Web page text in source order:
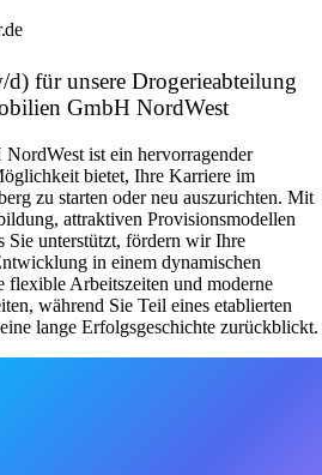
für unsere Drogerieabteilung
GmbH NordWest
ist ein hervorragender
bietet, Ihre Karriere im
zu starten oder neu auszurichten. Mit
attraktiven Provisionsmodellen
Sie unterstützt, fördern wir Ihre
in einem dynamischen
flexible Arbeitszeiten und moderne
während Sie Teil eines etablierten
lange Erfolgsgeschichte zurückblickt.